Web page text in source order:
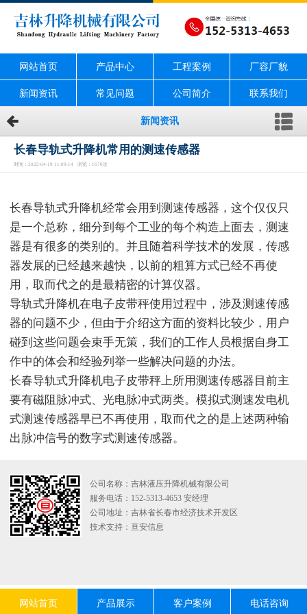
网站首页 产品中心 工程案例 厂容厂貌
新闻资讯 常见问题 公司简介 联系我们
新闻资讯
长春导轨式升降机常用的测速传感器
时间：2022-04-19 11:09:14 浏览：1670次
长春导轨式升降机经常会用到测速传感器，这个仅仅只
是一个总称，细分到每个工业的每个构造上面去，测速
器是有很多的类别的。并且随着科学技术的发展，传感
器发展的已经越来越快，以前的粗算方式已经不再使
用，取而代之的是最精密的计算仪器。
导轨式升降机在电子皮带秤使用过程中，涉及测速传感
器的问题不少，但由于介绍这方面的资料比较少，用户
碰到这些问题会束手无策，我们的工作人员根据自身工
作中的体会和经验列举一些解决问题的办法。
长春导轨式升降机电子皮带秤上所用测速传感器目前主
要有磁阻脉冲式、光电脉冲式两类。模拟式测速发电机
式测速传感器早已不再使用，取而代之的是上述两种输
出脉冲信号的数字式测速传感器。
公司名称：吉林液压升降机械有限公司
服务电话：152-5313-4653 安经理
公司地址：吉林省长春市经济技术开发区
技术支持： 亘安信息
网站首页 产品展示 客户案例 电话咨询